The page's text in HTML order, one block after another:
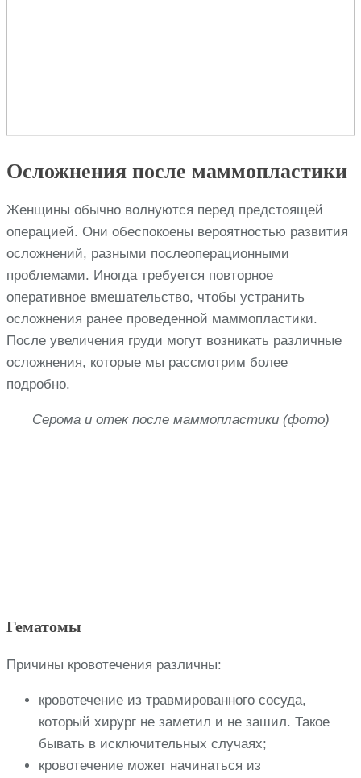
Осложнения после маммопластики
Женщины обычно волнуются перед предстоящей
операцией. Они обеспокоены вероятностью развития
осложнений, разными послеоперационными
проблемами. Иногда требуется повторное
оперативное вмешательство, чтобы устранить
осложнения ранее проведенной маммопластики.
После увеличения груди могут возникать различные
осложнения, которые мы рассмотрим более
подробно.
Серома и отек после маммопластики (фото)
Гематомы
Причины кровотечения различны:
кровотечение из травмированного сосуда,
который хирург не заметил и не зашил. Такое
бывать в исключительных случаях;
кровотечение может начинаться из